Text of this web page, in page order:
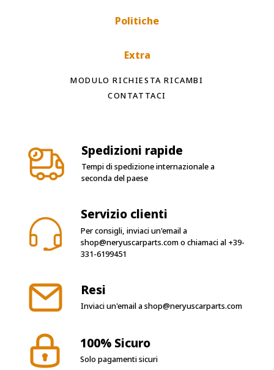
Politiche
Extra
MODULO RICHIESTA RICAMBI
CONTATTACI
Spedizioni rapide
Tempi di spedizione internazionale a
seconda del paese
Servizio clienti
Per consigli, inviaci un'email a
shop@neryuscarparts.como chiamaci al +39-
331-6199451
Resi
Inviaci un'email ashop@neryuscarparts.com
100% Sicuro
Solo pagamenti sicuri